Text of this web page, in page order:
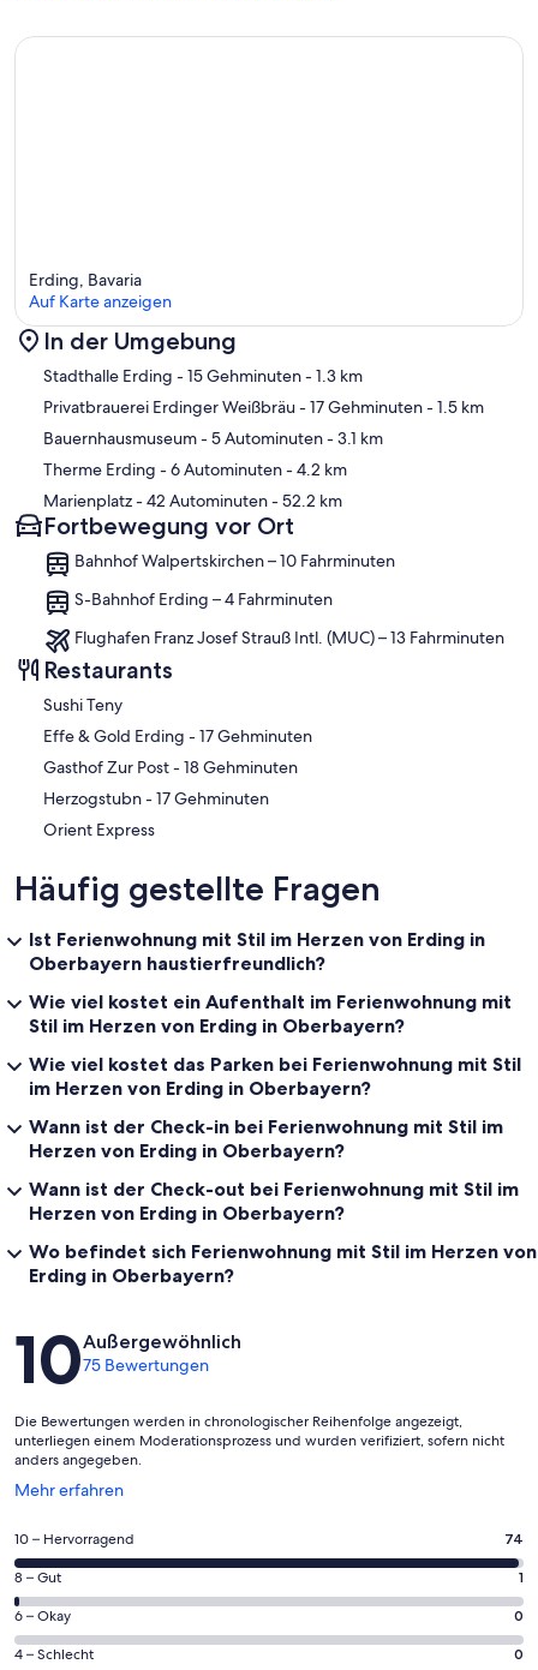
Karte
Erding, Bavaria
Auf Karte anzeigen
In der Umgebung
Stadthalle Erding - 15 Gehminuten- 1.3 km
Privatbrauerei Erdinger Weißbräu - 17 Gehminuten- 1.5 km
Bauernhausmuseum- 5 Autominuten- 3.1 km
Therme Erding - 6 Autominuten- 4.2 km
Marienplatz- 42 Autominuten- 52.2 km
Fortbewegung vor Ort
Bahnhof Walpertskirchen – 10 Fahrminuten
S-Bahnhof Erding – 4 Fahrminuten
Flughafen Franz Josef Strauß Intl. (MUC) – 13 Fahrminuten
Restaurants
Sushi Teny
‪Effe & Gold Erding - ‬17 Gehminuten
‪Gasthof Zur Post - ‬18 Gehminuten
‪Herzogstubn - ‬17 Gehminuten
Orient Express
Häufig gestellte Fragen
Ist Ferienwohnung mit Stil im Herzen von Erding in
Oberbayern haustierfreundlich?
Wie viel kostet ein Aufenthalt im Ferienwohnung mit
Stil im Herzen von Erding in Oberbayern?
Wie viel kostet das Parken bei Ferienwohnung mit Stil
im Herzen von Erding in Oberbayern?
Wann ist der Check-in bei Ferienwohnung mit Stil im
Herzen von Erding in Oberbayern?
Wann ist der Check-out bei Ferienwohnung mit Stil im
Herzen von Erding in Oberbayern?
Wo befindet sich Ferienwohnung mit Stil im Herzen von
Erding in Oberbayern?
Bewertungen
10Außergewöhnlich
75 Bewertungen
Die Bewertungen werden in chronologischer Reihenfolge angezeigt,
unterliegen einem Moderationsprozess und wurden verifiziert, sofern nicht
anders angegeben.
Mehr erfahren
Wird
einem
neuen
Fenster
geöffnet
74
von
insgesamt
75
Gästebewertungen
10 – Hervorragend 74
1
von
insgesamt
75
8 – Gut 1
0
von
6 – Okay 0
0
4 – Schlecht 0